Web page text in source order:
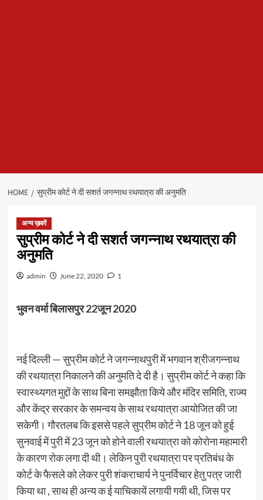
HOME सुप्रीम कोर्ट ने दी सशर्त जगन्नाथ रथयात्रा की अनुमति
अन्य ख़बरें
सुप्रीम कोर्ट ने दी सशर्त जगन्नाथ रथयात्रा की
अनुमति
admin June 22, 2020 1
भुवन वर्मा बिलासपुर 22जून 2020
नई दिल्ली — सुप्रीम कोर्ट ने जगन्नाथपुरी में भगवान श्रीजगन्नाथ
की रथयात्रा निकालने की अनुमति दे दी है। सुप्रीम कोर्ट ने कहा कि
स्वास्थ्यगत मुद्दों के साथ बिना समझौता किये और मंदिर समिति, राज्य
और केंद्र सरकार के समन्वय के साथ रथयात्रा आयोजित की जा
सकेगी। गौरतलब कि इससे पहले सुप्रीम कोर्ट ने 18 जून को हुई
सुनवाई में पुरी में 23 जून को होने वाली रथयात्रा को कोरोना महामारी
के कारण रोक लगा दी थी। लेकिन पुरी रथयात्रा पर प्रतिबंध के
कोर्ट के फैसले को लेकर पुरी शंकराचार्य ने पुनर्विचार हेतु पत्र जारी
किया था , साथ ही अन्य क ई याचिकायें लगायी गयी थी, जिस पर